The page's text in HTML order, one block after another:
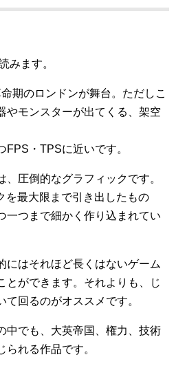
みます。
期のロンドンが舞台。ただしこ
やモンスターが出てくる、架空
・TPSに近いです。
、圧倒的なグラフィックです。
を最大限まで引き出したもの
一つまで細かく作り込まれてい
にはそれほど長くはないゲーム
とができます。それよりも、じ
回るのがオススメです。
中でも、大英帝国、権力、技術
られる作品です。